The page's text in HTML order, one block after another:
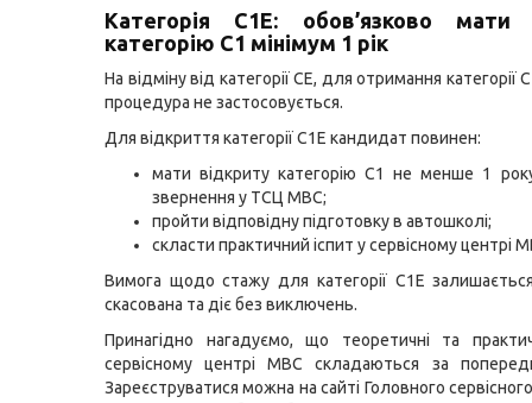
Категорія С1E: обов’язково мати
категорію С1 мінімум 1 рік
На відміну від категорії CЕ, для отримання категорії
процедура не застосовується.
Для відкриття категорії С1E кандидат повинен:
мати відкриту категорію С1 не менше 1
звернення у ТСЦ МВС;
пройти відповідну підготовку в автошколі;
скласти практичний іспит у сервісному центрі
Вимога щодо стажу для категорії С1E
скасована та діє без виключень.
Принагідно нагадуємо, що теоретичні та
сервісному центрі МВС складаються за
Зареєструватися можна на сайті Головного